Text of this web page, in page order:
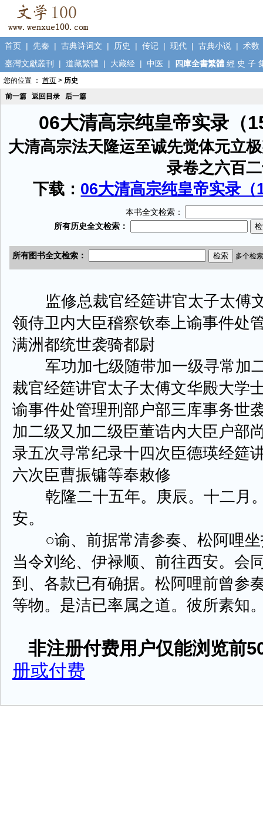
首页 | 先秦 | 古典诗词文 | 历史 | 传记 | 现代 | 古典小说 | 术数
臺灣文獻叢刊
| 道藏繁體 | 大藏经 | 中医 | 四庫全書繁體 經 史 子
您的位置 ： 首页 > 历史
前一篇
返回目录 后一篇
06大清高宗纯皇帝实录（
大清高宗法天隆运至诚先觉体元立
录卷之六百
下载： 06大清高宗纯皇帝实录
本书全文检索：
监修总裁官经筵讲官太子太傅
领侍卫内大臣稽察钦奉上谕事件处
满洲都统世袭骑都尉
军功加七级随带加一级寻常加
裁官经筵讲官太子太傅文华殿大学
谕事件处管理刑部户部三库事务世
加二级又加二级臣董诰内大臣户部
录五次寻常纪录十四次臣德瑛经筵
六次臣曹振镛等奉敕修
乾隆二十五年。庚辰。十二月
安。
○谕、前据常清参奏、松阿哩坐
当令刘纶、伊禄顺、前往西安。会
到、各款已有确据。松阿哩前曾参
等物。是洁已率属之道。彼所素知
非注册付费用户仅能浏览前
册或付费